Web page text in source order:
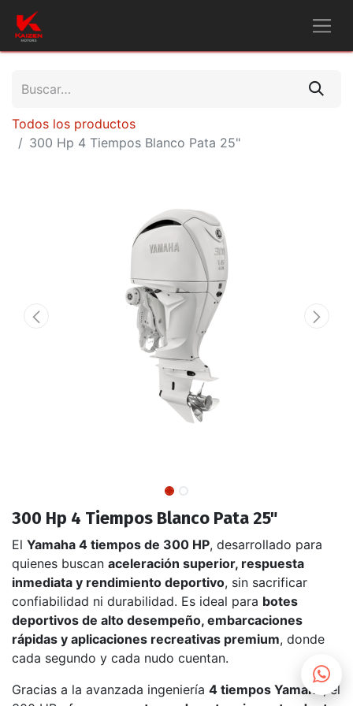
Todos los productos
300 Hp 4 Tiempos Blanco Pata 25"
300 Hp 4 Tiempos Blanco Pata 25"
El Yamaha 4 tiempos de 300 HP, desarrollado para
quienes buscan aceleración superior, respuesta
inmediata y rendimiento deportivo, sin sacrificar
confiabilidad ni durabilidad. Es ideal para botes
deportivos de alto desempeño, embarcaciones
rápidas y aplicaciones recreativas premium, donde
cada segundo y cada nudo cuentan.
Gracias a la avanzada ingeniería 4 tiempos Yamaha
, el